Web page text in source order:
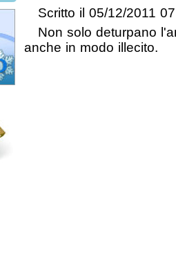
Scritto il 05/12/2011
Non solo deturpano
anche in modo illecito.